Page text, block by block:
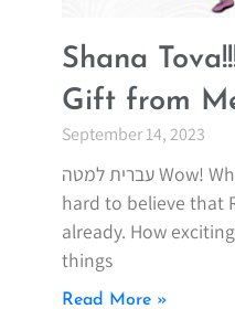
Shana
Gift from
September 14, 2023
עברית למטה Wow! What a year it’s been. It’s
hard to believe that
already. How
things
Read More »